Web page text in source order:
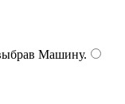
Машину.